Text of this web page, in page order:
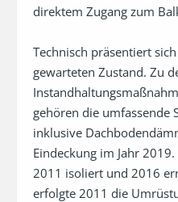
direktem Zugang zum
Technisch präsentiert
gewarteten Zustand. Zu
gehören die umfassende
inklusive
Eindeckung im Jahr
2011 isoliert und 2016
erfolgte 2011 die